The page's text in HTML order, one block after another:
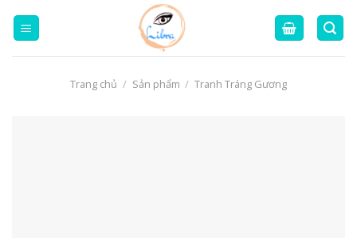
Trang chủ / Sản phẩm / Tranh Tráng Gương